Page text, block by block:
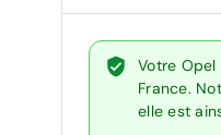
Votre
France.
elle est